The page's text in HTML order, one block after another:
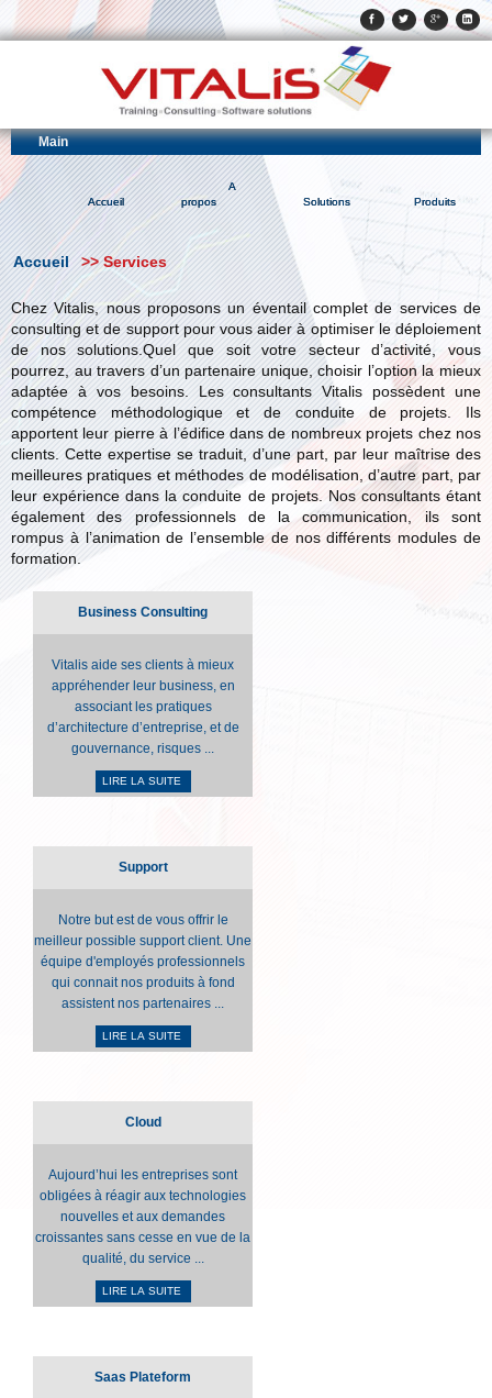
Main
Accueil
A
propos
Solutions Produits
Accueil>> Services
Chez Vitalis, nous proposons un éventail complet de services de
consulting et de support pour vous aider à optimiser le déploiement
de nos solutions.Quel que soit votre secteur d’activité, vous
pourrez, au travers d’un partenaire unique, choisir l’option la mieux
adaptée à vos besoins. Les consultants Vitalis possèdent une
compétence méthodologique et de conduite de projets. Ils
apportent leur pierre à l’édifice dans de nombreux projets chez nos
clients. Cette expertise se traduit, d’une part, par leur maîtrise des
meilleures pratiques et méthodes de modélisation, d’autre part, par
leur expérience dans la conduite de projets. Nos consultants étant
également des professionnels de la communication, ils sont
rompus à l’animation de l’ensemble de nos différents modules de
formation.
Business Consulting
Vitalis aide ses clients à mieux
appréhender leur business, en
associant les pratiques
d’architecture d’entreprise, et de
gouvernance, risques ...
LIRE LA SUITE
Support
Notre but est de vous offrir le
meilleur possible support client. Une
équipe d'employés professionnels
qui connait nos produits à fond
assistent nos partenaires ...
LIRE LA SUITE
Cloud
Aujourd’hui les entreprises sont
obligées à réagir aux technologies
nouvelles et aux demandes
croissantes sans cesse en vue de la
qualité, du service ...
LIRE LA SUITE
Saas Plateform